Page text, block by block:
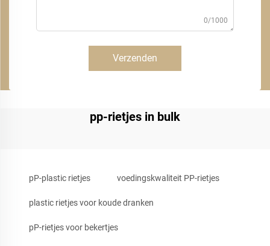
0/1000
Verzenden
pp-rietjes in bulk
pP-plastic rietjes voedingskwaliteit PP-rietjes
plastic rietjes voor koude dranken
pP-rietjes voor bekertjes